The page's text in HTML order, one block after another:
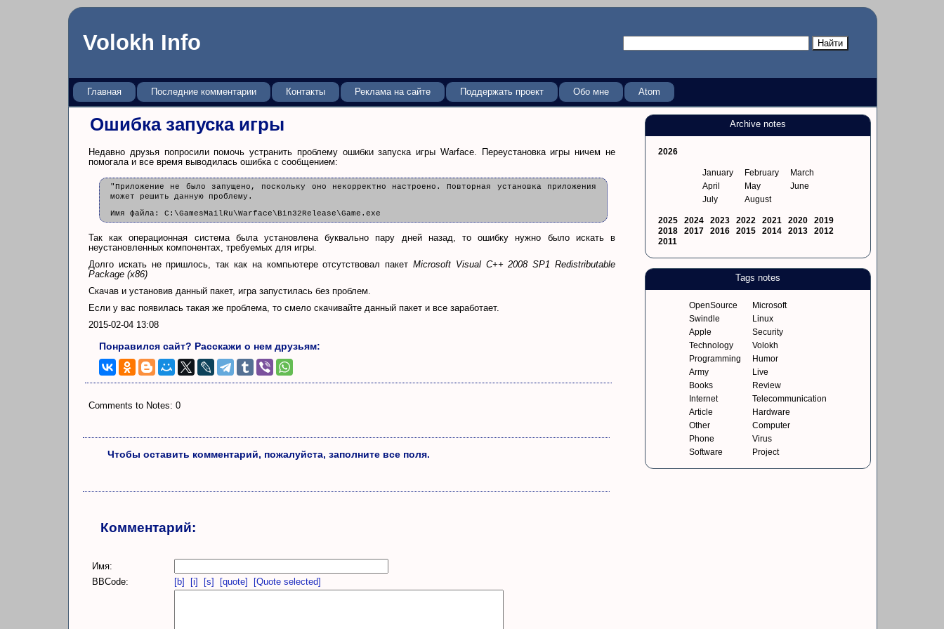
Volokh Info
Главная Последние комментарии Контакты Реклама на сайте Поддержать проект Обо мне Atom
Ошибка запуска игры
Недавно друзья попросили помочь устранить проблему ошибки запуска игры Warface. Переустановка игры ничем не
помогала и все время выводилась ошибка с сообщением:
"Приложение не было запущено, поскольку оно некорректно настроено. Повторная установка приложения
может решить данную проблему.
Имя файла: C:\GamesMailRu\Warface\Bin32Release\Game.exe
Так как операционная система была установлена буквально пару дней назад, то ошибку нужно было искать в
неустановленных компонентах, требуемых для игры.
Долго искать не пришлось, так как на компьютере отсутствовал пакет Microsoft Visual C++ 2008 SP1 Redistributable
Package (x86)
Скачав и установив данный пакет, игра запустилась без проблем.
Если у вас появилась такая же проблема, то смело скачивайте данный пакет и все заработает.
2015-02-04 13:08
Понравился сайт? Расскажи о нем друзьям:
Comments to Notes: 0
Чтобы оставить комментарий, пожалуйста, заполните все поля.
Комментарий:
Имя:
BBCode:
[b] [i] [s] [quote] [Quote selected]
Archive notes
2026
January February
March
April
May
June
July
August
2025 2024 2023 2022 2021 2020
2019
2018
2017 2016 2015 2014 2013
2012
2011
Tags notes
OpenSource
Microsoft
Swindle
Linux
Apple
Security
Technology
Volokh
Programming
Humor
Army
Live
Books
Review
Internet
Telecommunication
Article
Hardware
Other
Computer
Phone
Virus
Software
Project